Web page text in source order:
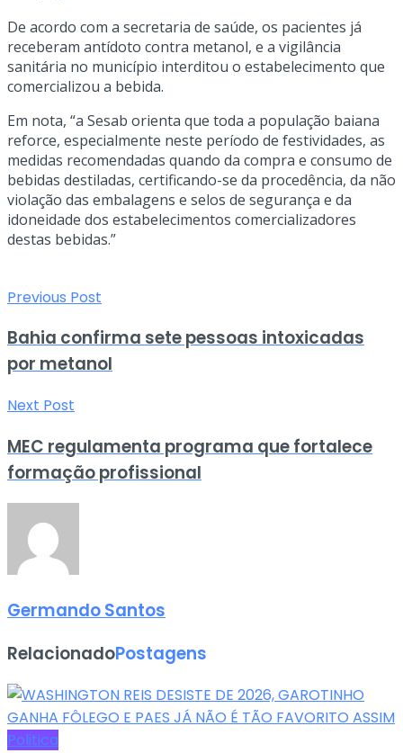
De acordo com a secretaria de saúde, os pacientes já
receberam antídoto contra metanol, e a vigilância
sanitária no município interditou o estabelecimento que
comercializou a bebida.
Em nota, “a Sesab orienta que toda a população baiana
reforce, especialmente neste período de festividades, as
medidas recomendadas quando da compra e consumo de
bebidas destiladas, certificando-se da procedência, da não
violação das embalagens e selos de segurança e da
idoneidade dos estabelecimentos comercializadores
destas bebidas.”
Previous Post
Bahia confirma sete pessoas intoxicadas
por metanol
Next Post
MEC regulamenta programa que fortalece
formação profissional
Germando Santos
RelacionadoPostagens
Politica